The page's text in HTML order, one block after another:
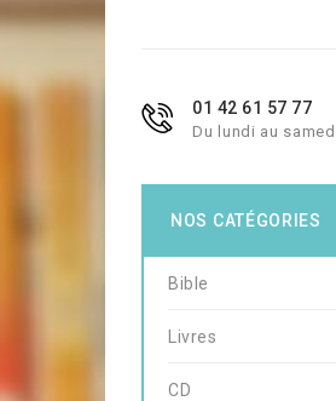
01 42 61 57 77
Du lundi au
NOS CATÉGORIES
Bible
Livres
CD